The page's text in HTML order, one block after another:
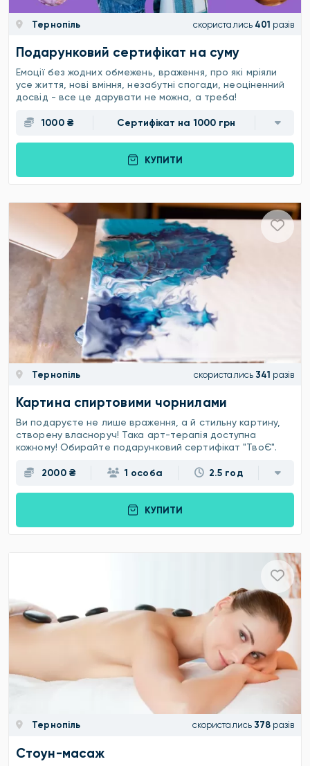
Тернопіль скористались 401 разів
Подарунковий сертифікат на суму
Емоції без жодних обмежень, враження, про які мріяли
усе життя, нові вміння, незабутні спогади, неоціненний
досвід - все це дарувати не можна, а треба!
1000 ₴ Сертифікат на 1000 грн
КУПИТИ
Тернопіль скористались 341 разів
Картина спиртовими чорнилами
Ви подаруєте не лише враження, а й стильну картину,
створену власноруч! Така арт-терапія доступна
кожному! Обирайте подарунковий сертифікат "ТвоЄ".
2000 ₴ 1 особа 2.5 год
КУПИТИ
Тернопіль скористались 378 разів
Стоун-масаж